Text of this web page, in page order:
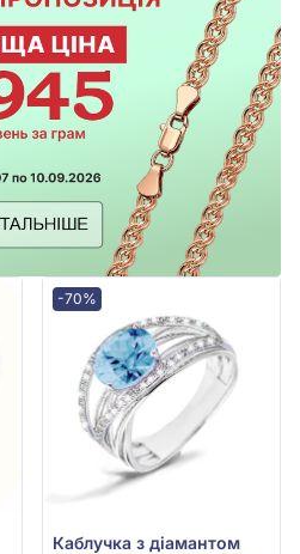
-70%
Каблучка з діамантом